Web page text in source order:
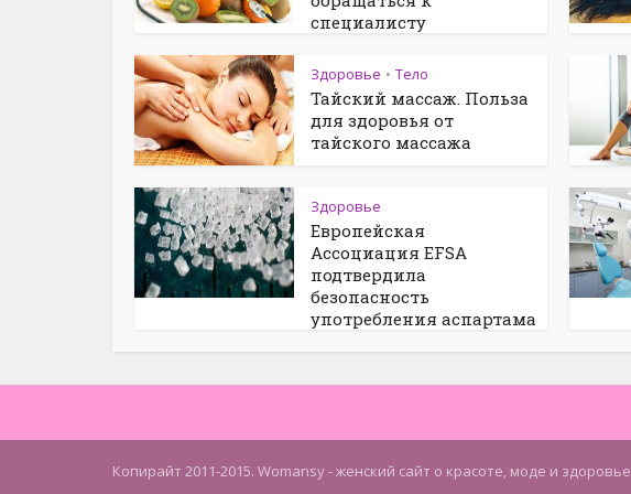
специалисту
Здоровье • Тело
Тайский массаж. Польза
для здоровья от
тайского массажа
Здоровье
Европейская
Ассоциация EFSA
подтвердила
безопасность
употребления аспартама
Копирайт 2011-2015. Womansy - женский сайт о красоте, моде и здоровье